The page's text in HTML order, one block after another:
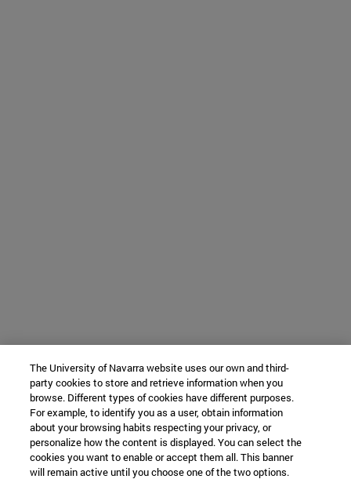
The University of Navarra website uses our own and third-
party cookies to store and retrieve information when you
browse. Different types of cookies have different purposes.
For example, to identify you as a user, obtain information
about your browsing habits respecting your privacy, or
personalize how the content is displayed. You can select the
cookies you want to enable or accept them all. This banner
will remain active until you choose one of the two options.